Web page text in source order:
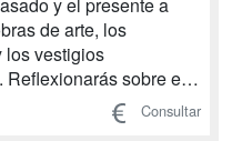
de arte, los
los vestigios
Reflexionarás sobre el
tecnologías
de acumulación,
Consultar